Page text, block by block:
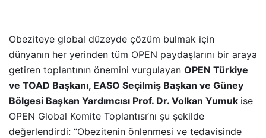
Obeziteye global düzeyde çözüm bulmak için
dünyanın her yerinden tüm OPEN paydaşlarını bir araya
getiren toplantının önemini vurgulayan OPEN Türkiye
ve TOAD Başkanı, EASO Seçilmiş Başkan ve Güney
Bölgesi Başkan Yardımcısı Prof. Dr. Volkan Yumuk ise
OPEN Global Komite Toplantısı’nı şu şekilde
değerlendirdi: “Obezitenin önlenmesi ve tedavisinde